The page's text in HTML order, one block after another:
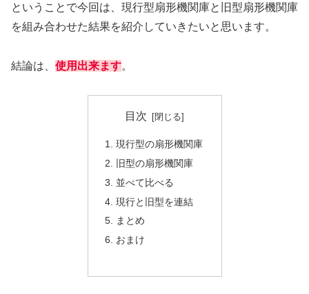
ということで今回は、現行型扇形機関庫と旧型扇形機関庫
を組み合わせた結果を紹介していきたいと思います。
結論は、 使用出来ます。
目次
現行型の扇形機関庫
旧型の扇形機関庫
並べて比べる
現行と旧型を連結
まとめ
おまけ